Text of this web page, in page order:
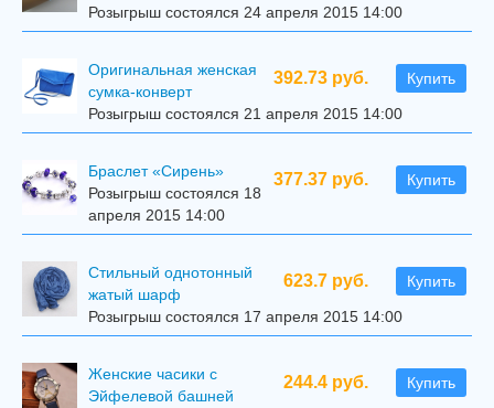
Розыгрыш состоялся 24 апреля 2015 14:00
392.73 руб. Купить
Оригинальная женская
сумка-конверт
Розыгрыш состоялся 21 апреля 2015 14:00
377.37 руб. Купить
Браслет «Сирень»
Розыгрыш состоялся 18
апреля 2015 14:00
623.7 руб. Купить
Стильный однотонный
жатый шарф
Розыгрыш состоялся 17 апреля 2015 14:00
244.4 руб. Купить
Женские часики с
Эйфелевой башней